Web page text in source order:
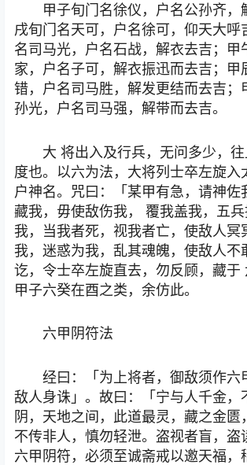
甲子旬门名徐仪，户名公孙齐，
戌旬门名天可，户名徐可，仰天大呼
名司马光，户名石战，解衣去吉；甲
家，户名子可，解衣振迅而去吉；甲
错，户名司马胜，解发更结而去吉；
孙光，户名司马强，解带而去吉。
大 将出入及行兵，无问多少，
度也。以六为法，大将列士卒左旋入
户神名。咒曰：「某甲有急，请神佐
藏我，毋使敌伤我， 覆我盖我，五
我，当我者死，视我者亡，使敌人冥
我，迷惑为我，乱其魂魄，使敌人不
讫，令士卒左旋直去，勿反顾，藏于
甲子六癸在酉之类，余仿此。
六甲阴符法
经曰：「为上将者，御敌须作六
敌人身诛」。故曰：「宁与人千金，
阴，天地之间，此道最灵，藏之金匮
不传非人，慎勿轻泄。盗视者盲，盗
六甲阴符，必须至诚斋戒以邀天福，